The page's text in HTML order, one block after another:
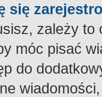
się
zależy
móc pisać
do